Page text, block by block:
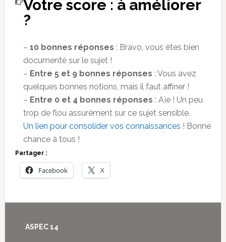
Votre score : à améliorer
?
– 10 bonnes réponses : Bravo, vous êtes bien
documenté sur le sujet !
– Entre 5 et 9 bonnes réponses : Vous avez
quelques bonnes notions, mais il faut affiner !
– Entre 0 et 4 bonnes réponses : Aïe ! Un peu
trop de flou assurément sur ce sujet sensible.
Un lien pour consolider vos connaissances ! Bonne
chance à tous !
Partager :
Facebook X
Footer
ASPEC 14